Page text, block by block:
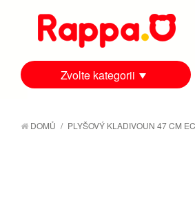
Zvolte kategorii
DOMŮ / PLYŠOVÝ KLADIVOUN 47 CM